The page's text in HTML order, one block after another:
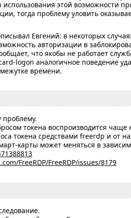
использования этой возможности
тогда проблему уловить
Евгений: в некоторых
авторизации в
что якобы не работает
logon аналогичное поведение
времени.
проблему.
токена воспроизводится
токена средствами freerdp и от
карты может меняться в
FreeRDP/FreeRDP/issues/8179